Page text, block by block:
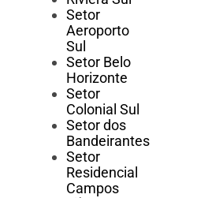
Setor
Aeroporto
Sul
Setor Belo
Horizonte
Setor
Colonial Sul
Setor dos
Bandeirantes
Setor
Residencial
Campos